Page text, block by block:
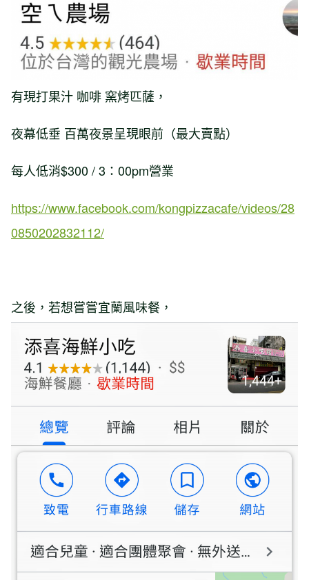
有現打果汁 咖啡 窯烤匹薩，
夜幕低垂 百萬夜景呈現眼前（最大賣點）
每人低消$300 / 3：00pm營業
https://www.facebook.com/kongpizzacafe/videos/28
0850202832112/
之後，若想嘗嘗宜蘭風味餐，